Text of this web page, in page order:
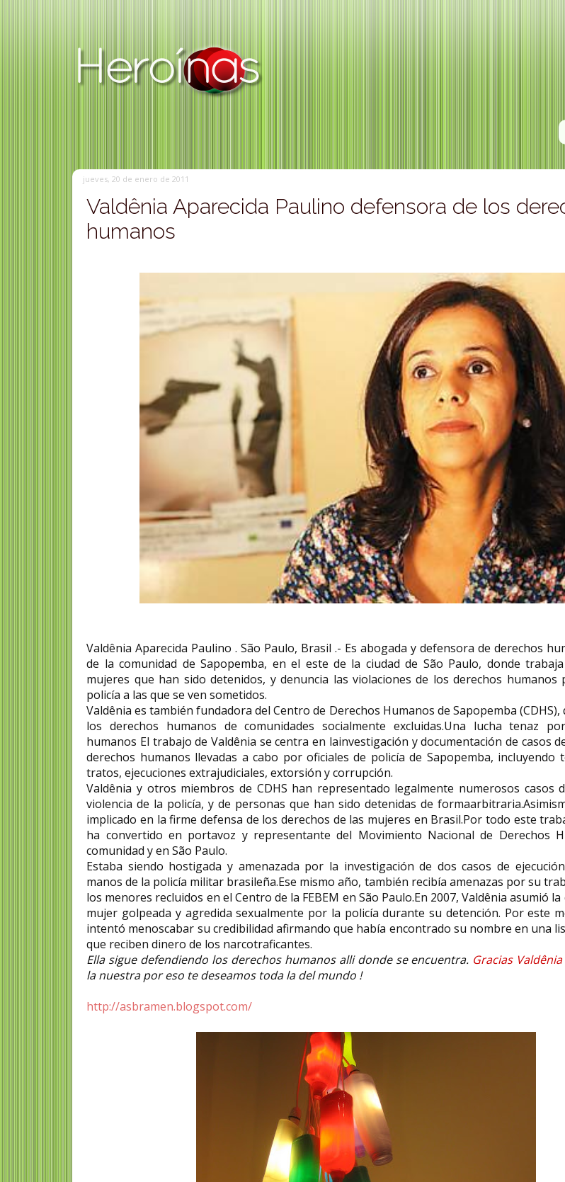
jueves, 20 de enero de 2011
Valdênia Aparecida Paulino defensora de los
humanos
Valdênia Aparecida Paulino . São Paulo, Brasil .- Es abogada y defensora de derechos
de la comunidad de Sapopemba, en el este de la ciudad de São Paulo, donde
mujeres que han sido detenidos, y denuncia las violaciones de los derechos
policía a las que se ven sometidos.
Valdênia es también fundadora del Centro de Derechos Humanos de Sapopemba
los derechos humanos de comunidades socialmente excluidas.Una lucha tenaz
humanos El trabajo de Valdênia se centra en lainvestigación y documentación de casos
derechos humanos llevadas a cabo por oficiales de policía de Sapopemba, incluyendo
tratos, ejecuciones extrajudiciales, extorsión y corrupción.
Valdênia y otros miembros de CDHS han representado legalmente numerosos casos
violencia de la policía, y de personas que han sido detenidas de
implicado en la firme defensa de los derechos de las mujeres en Brasil.Por todo este
ha convertido en portavoz y representante del Movimiento Nacional de Derechos
comunidad y en São Paulo.
Estaba siendo hostigada y amenazada por la investigación de dos casos de
manos de la policía militar brasileña.Ese mismo año, también recibía amenazas por su
los menores recluidos en el Centro de la FEBEM en São Paulo.En 2007, Valdênia asumió
mujer golpeada y agredida sexualmente por la policía durante su detención. Por este
intentó menoscabar su credibilidad afirmando que había encontrado su nombre en una
que reciben dinero de los narcotraficantes.
Ella sigue defendiendo los derechos humanos alli donde se encuentra. Gracias Valdênia
la nuestra por eso te deseamos toda la del mundo !
http://asbramen.blogspot.com/
Terri Schiavo
Theresa Marie Schiavo nacida
Schindler( 3 de diciembre de 1963-31
de marzo de 2005), más...
de
julio